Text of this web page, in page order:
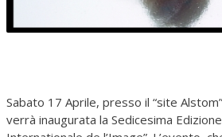
Sabato 17 Aprile, presso il “site
verrà inaugurata la Sedicesima